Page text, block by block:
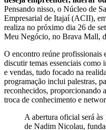
Pensando nisso, o Núcleo de
Empresarial de Itajaí (ACII),
realiza no próximo dia 26 de
Meu Negócio, no Brava Mall,
O encontro reúne profissionais
discutir temas essenciais
e vendas, tudo focado na
programação inclui palestras,
reconhecidos, proporcionando
troca de conhecimento e
A abertura oficial será às
de Nadim Nicolau,